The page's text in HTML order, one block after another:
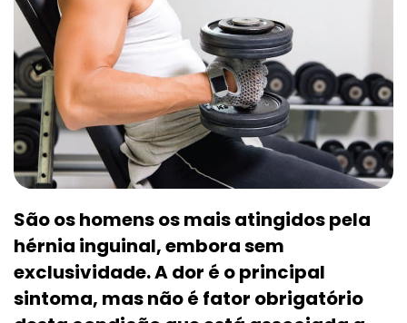
São os homens os mais atingidos pela
hérnia inguinal, embora sem
exclusividade. A dor é o principal
sintoma, mas não é fator obrigatório